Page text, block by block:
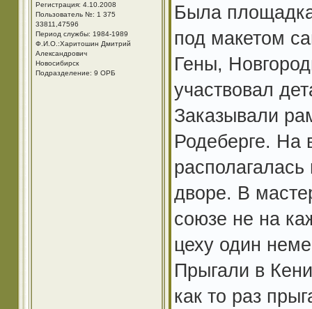
Регистрация: 4.10.2008
Пользователь №: 1 375
33811,47596
Период службы: 1984-1989
Ф.И.О.:Харитошин Дмитрий
Александрович
Новосибирск
Подразделение: 9 ОРБ
Была
под макетом
Гены,
участвовал
Заказывали
Родеберге. На
дворе. В
союзе не на
цеху один
Прыгали в
как то раз